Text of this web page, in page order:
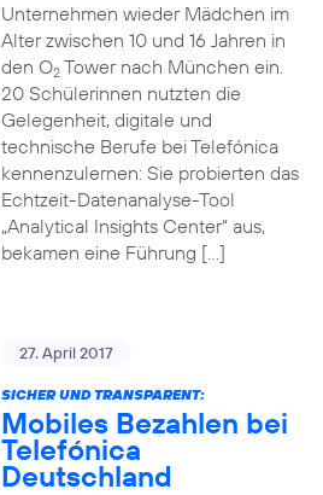
Unternehmen wieder Mädchen im
Alter zwischen 10 und 16 Jahren in
den O2Tower nach München ein.
20 Schülerinnen nutzten die
Gelegenheit, digitale und
technische Berufe bei Telefónica
kennenzulernen: Sie probierten das
Echtzeit-Datenanalyse-Tool
„Analytical Insights Center“ aus,
bekamen eine Führung […]
27. April 2017
SICHER UND TRANSPARENT:
Mobiles Bezahlen bei
Telefónica
Deutschland